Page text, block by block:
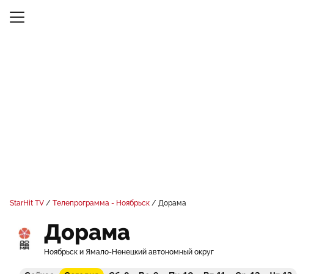
StarHit TV Телепрограмма - Ноябрьск Дорама
Дорама
Ноябрьск и Ямало-Ненецкий автономный округ